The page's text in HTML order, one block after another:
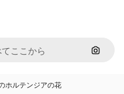
画像で
ホルテンジアの花